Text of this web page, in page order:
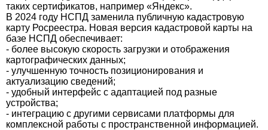
таких сертификатов, например «Яндекс».
В 2024 году НСПД заменила публичную кадастровую
карту Росреестра. Новая версия кадастровой карты на
базе НСПД обеспечивает:
- более высокую скорость загрузки и отображения
картографических данных;
- улучшенную точность позиционирования и
актуализацию сведений;
- удобный интерфейс с адаптацией под разные
устройства;
- интеграцию с другими сервисами платформы для
комплексной работы с пространственной информацией.